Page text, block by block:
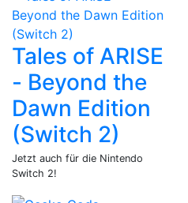
Tales of ARISE
- Beyond the
Dawn Edition
(Switch 2)
Jetzt auch für die Nintendo
Switch 2!